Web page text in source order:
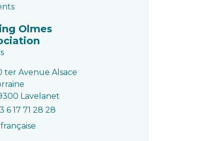
Olmes
ter Avenue Alsace
Lavelanet
6 17 71 28 28